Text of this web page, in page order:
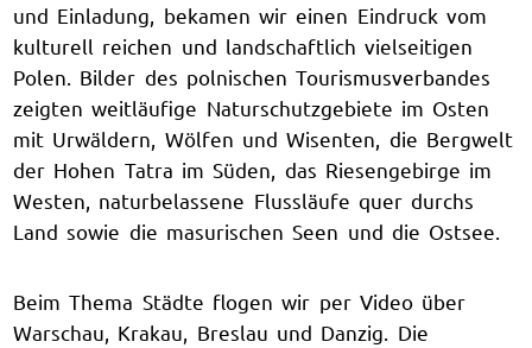
und Einladung, bekamen wir einen Eindruck vom
kulturell reichen und landschaftlich vielseitigen
Polen. Bilder des polnischen Tourismusverbandes
zeigten weitläufige Naturschutzgebiete im Osten
mit Urwäldern, Wölfen und Wisenten, die Bergwelt
der Hohen Tatra im Süden, das Riesengebirge im
Westen, naturbelassene Flussläufe quer durchs
Land sowie die masurischen Seen und die Ostsee.
Beim Thema Städte flogen wir per Video über
Warschau, Krakau, Breslau und Danzig. Die